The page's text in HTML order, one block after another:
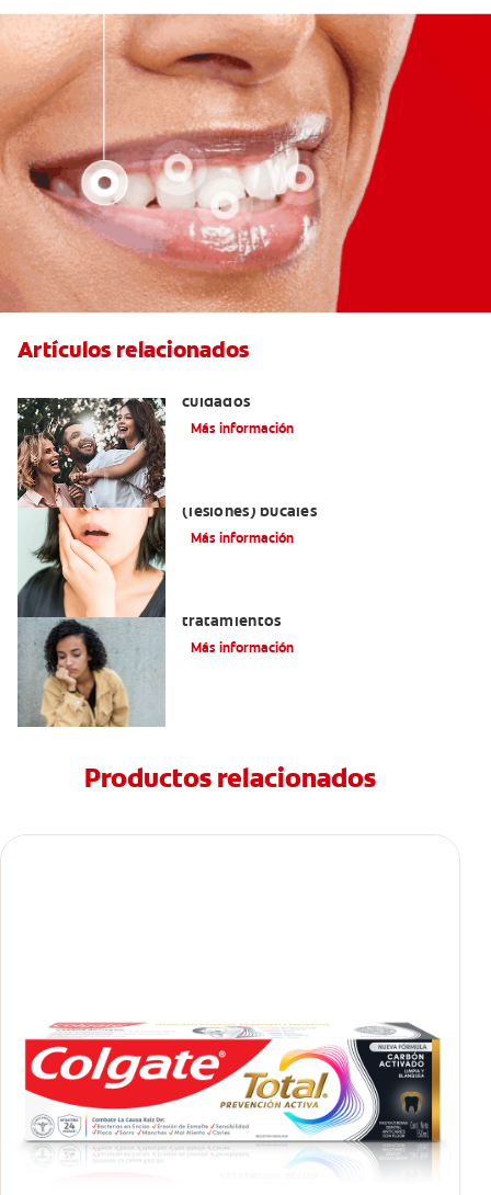
Artículos relacionados
cuidados
Más información
(lesiones) bucales
Más información
tratamientos
Más información
Productos relacionados